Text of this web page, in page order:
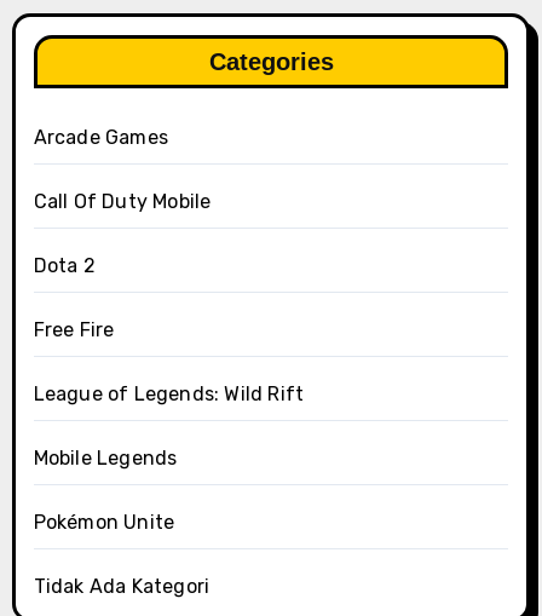
Categories
Arcade Games
Call Of Duty Mobile
Dota 2
Free Fire
League of Legends: Wild Rift
Mobile Legends
Pokémon Unite
Tidak Ada Kategori